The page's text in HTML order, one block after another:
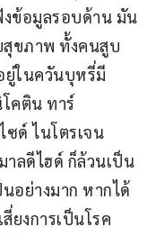
ข้อมูลรอบด้าน มัน
สุขภาพ ทั้งคนสูบ
ยู่ในควันบุหรี่มี
คติน ทาร์
ด์ ไนโตรเจน
าลดีไฮด์ ก็ล้วนเป็น
อย่างมาก หากได้
ยงการเป็นโรค